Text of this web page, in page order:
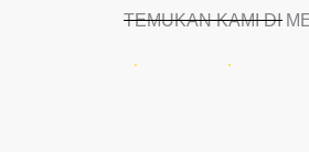
TEMUKAN KAMI DI